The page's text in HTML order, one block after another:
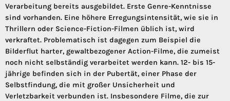
Verarbeitung bereits ausgebildet. Erste Genre-Kenntnisse
sind vorhanden. Eine höhere Erregungsintensität, wie sie in
Thrillern oder Science-Fiction-Filmen üblich ist, wird
verkraftet. Problematisch ist dagegen zum Beispiel die
Bilderflut harter, gewaltbezogener Action-Filme, die zumeist
noch nicht selbständig verarbeitet werden kann. 12- bis 15-
jährige befinden sich in der Pubertät, einer Phase der
Selbstfindung, die mit großer Unsicherheit und
Verletzbarkeit verbunden ist. Insbesondere Filme, die zur